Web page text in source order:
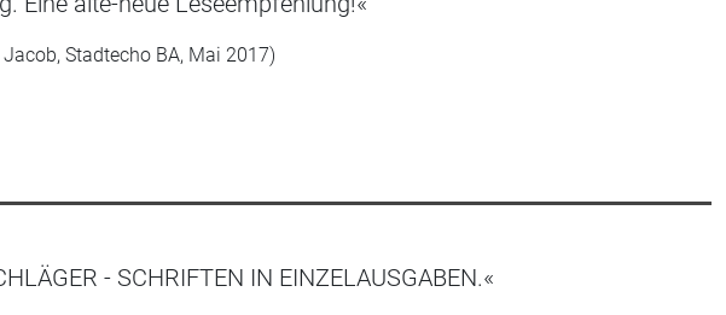
Jacob, Stadtecho BA, Mai 2017)
- SCHRIFTEN IN EINZELAUSGABEN.«